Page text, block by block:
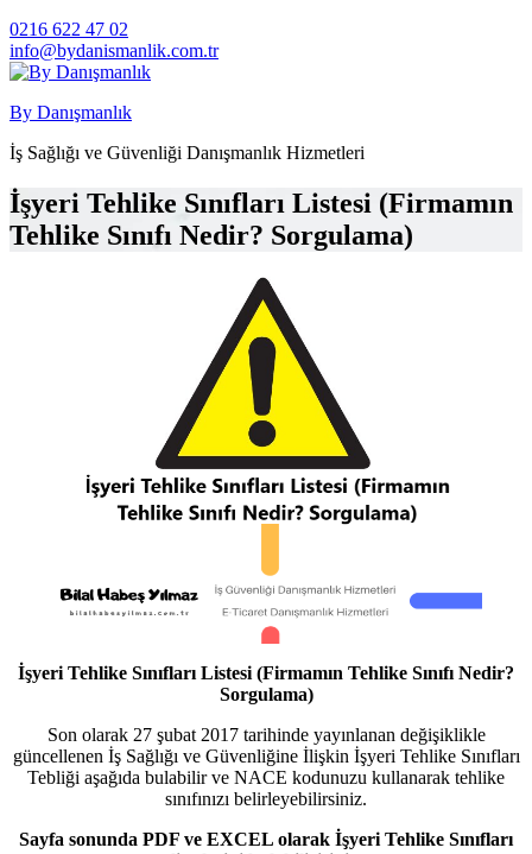
0216 622 47 02
info@bydanismanlik.com.tr
By Danışmanlık
İş Sağlığı ve Güvenliği Danışmanlık Hizmetleri
İşyeri Tehlike Sınıfları Listesi (Firmamın
Tehlike Sınıfı Nedir? Sorgulama)
İşyeri Tehlike Sınıfları Listesi (Firmamın Tehlike Sınıfı Nedir?
Sorgulama)
Son olarak 27 şubat 2017 tarihinde yayınlanan değişiklikle
güncellenen İş Sağlığı ve Güvenliğine İlişkin İşyeri Tehlike Sınıfları
Tebliği aşağıda bulabilir ve NACE kodunuzu kullanarak tehlike
sınıfınızı belirleyebilirsiniz.
Sayfa sonunda PDF ve EXCEL olarak İşyeri Tehlike Sınıfları